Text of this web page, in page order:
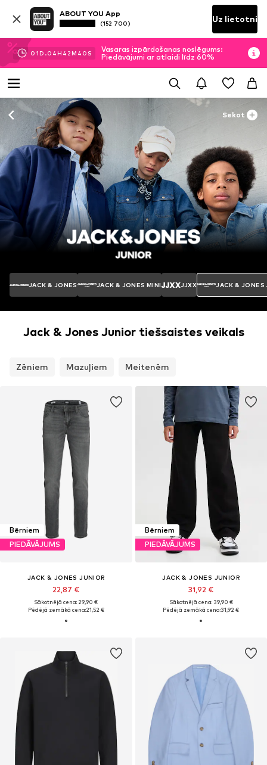
ABOUT YOU App
(152 700) Uz lietotni
01D.04H 42M 39 S
Vasaras izpārdošanas noslēgums:
Piedāvājumi ar atlaidi līdz 60%
Sekot
JACK & JONES JACK & JONES MINI JJXX JACK & JONES
Jack & Jones Junior tiešsaistes veikals
Zēniem Mazuļiem Meitenēm
Bērniem
PIEDĀVĀJUMS
JACK & JONES JUNIOR
22,87 €
Sākotnējā cena: 29,90 €
Pēdējā zemākā cena:21,52 €
Bērniem
PIEDĀVĀJUMS
JACK & JONES JUNIOR
31,92 €
Sākotnējā cena: 39,90 €
Pēdējā zemākā cena:31,92 €